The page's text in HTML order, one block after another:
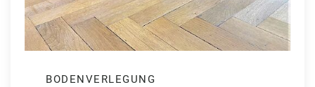
BODENVERLEGUNG